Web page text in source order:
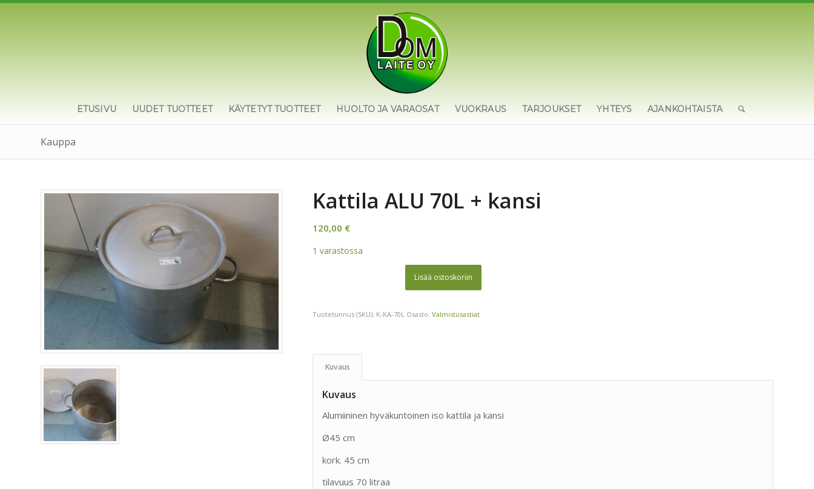
ETUSIVU UUDET TUOTTEET KÄYTETYT TUOTTEET HUOLTO JA VARAOSAT VUOKRAUS TARJOUKSET YHTEYS AJANKOHTAISTA
Kauppa
Kattila ALU 70L + kansi
120,00 €
1 varastossa
Lisää ostoskoriin
Tuotetunnus (SKU): K-KA-70L Osasto:Valmistusastiat
Kuvaus
Kuvaus
Alumiininen hyväkuntoinen iso kattila ja kansi
Ø45 cm
kork. 45 cm
tilavuus 70 litraa